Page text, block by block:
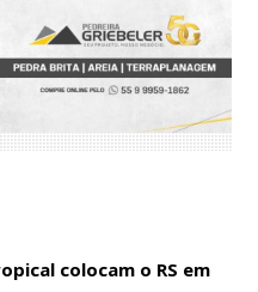
colocam o RS em